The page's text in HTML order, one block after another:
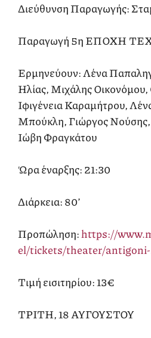
Διεύθυνση Παραγωγής:
Παραγωγή 5η ΕΠΟΧΗ
Ερμηνεύουν: Λένα
Ηλίας, Μιχάλης
Ιφιγένεια Καραμήτρου,
Μπούκλη, Γιώργος
Ιώβη Φραγκάτου
Ώρα έναρξης: 21:30
Διάρκεια: 80’
Προπώληση:https://
el/tickets/theater/
Τιμή εισιτηρίου: 13€
ΤΡΙΤΗ, 18 ΑΥΓΟΥΣΤΟΥ